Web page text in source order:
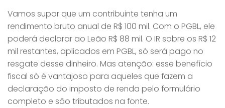
Vamos supor que um contribuinte tenha um
rendimento bruto anual de R$ 100 mil. Com o PGBL, ele
poderá declarar ao Leão R$ 88 mil. O IR sobre os R$ 12
mil restantes, aplicados em PGBL, só será pago no
resgate desse dinheiro. Mas atenção: esse benefício
fiscal só é vantajoso para aqueles que fazem a
declaração do imposto de renda pelo formulário
completo e são tributados na fonte.